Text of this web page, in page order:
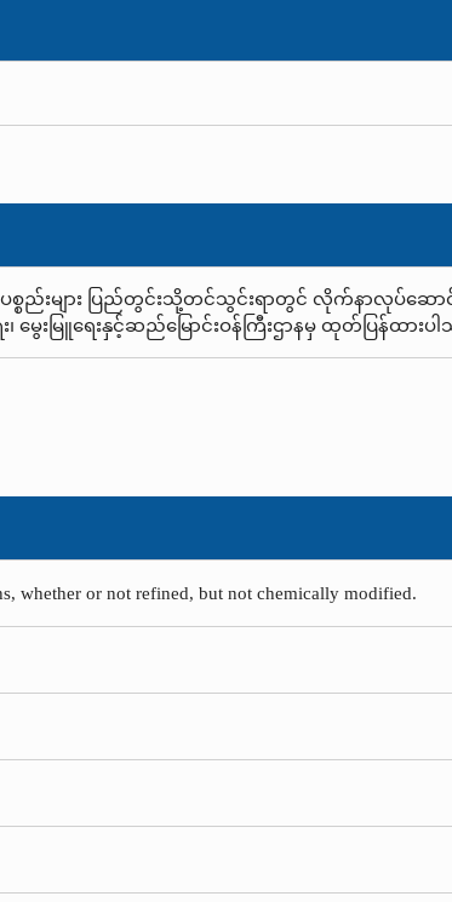
စည်းများ ပြည်တွင်းသို့တင်သွင်းရာတွင် လိုက်နာလုပ်ဆောင်
း၊ မွေးမြူရေးနှင့်ဆည်မြောင်းဝန်ကြီးဌာနမှ ထုတ်ပြန်ထားပ
whether or not refined, but not chemically modified.